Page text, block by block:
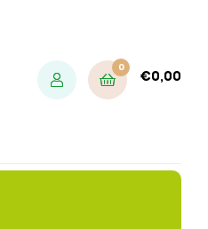
0
€0,00